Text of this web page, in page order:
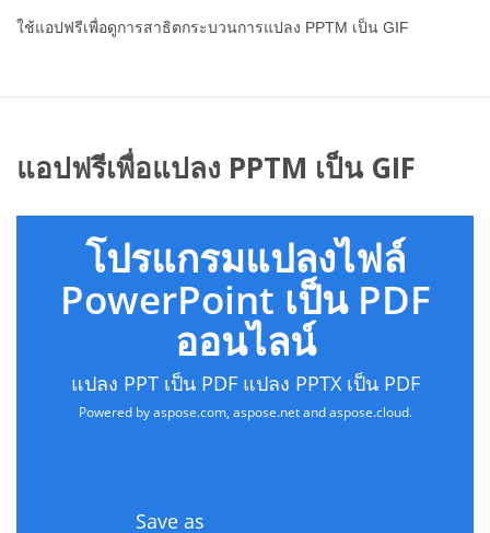
ใช้แอปฟรีเพื่อดูการสาธิตกระบวนการแปลง PPTM เป็น GIF
แอปฟรีเพื่อแปลง PPTM เป็น GIF